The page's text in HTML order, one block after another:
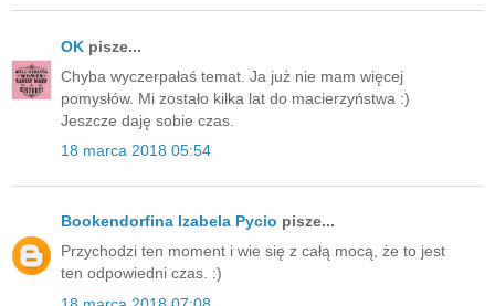
OK pisze...
Chyba wyczerpałaś temat. Ja już nie mam więcej
pomysłów. Mi zostało kilka lat do macierzyństwa :)
Jeszcze daję sobie czas.
18 marca 2018 05:54
Bookendorfina Izabela Pycio pisze...
Przychodzi ten moment i wie się z całą mocą, że to jest
ten odpowiedni czas. :)